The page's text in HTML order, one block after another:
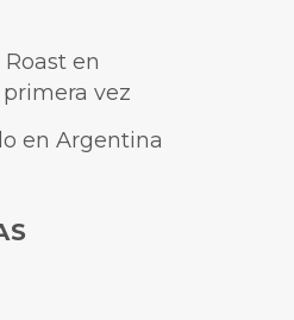
en
vez
en Argentina